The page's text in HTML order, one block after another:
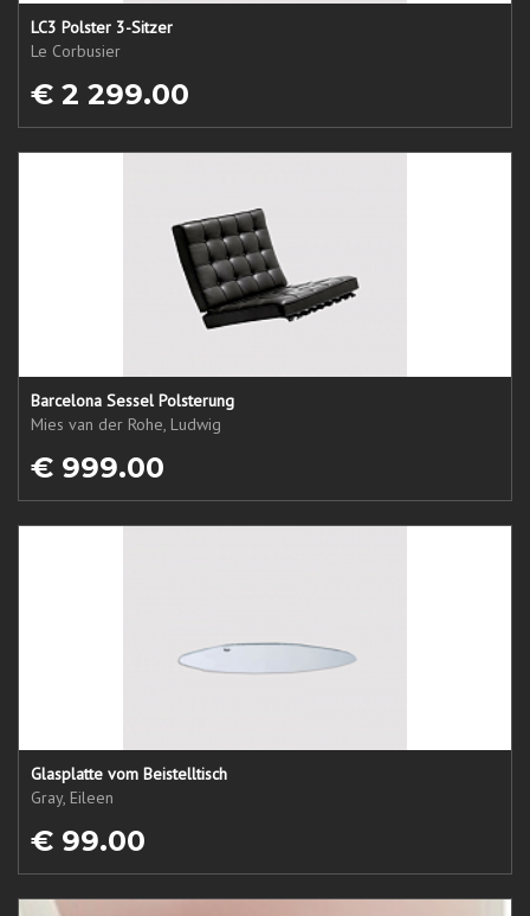
LC3 Polster 3-Sitzer
Le Corbusier
€ 2 299.00
Barcelona Sessel Polsterung
Mies van der Rohe, Ludwig
€ 999.00
Glasplatte vom Beistelltisch
Gray, Eileen
€ 99.00